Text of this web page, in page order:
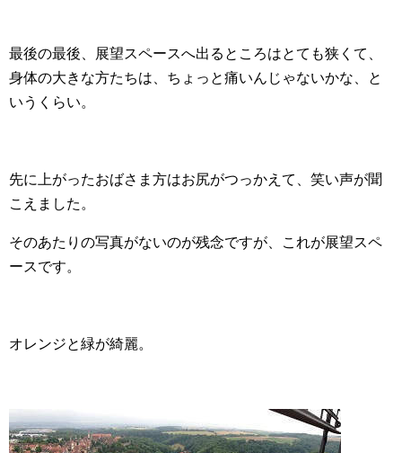
最後の最後、展望スペースへ出るところはとても狭くて、
身体の大きな方たちは、ちょっと痛いんじゃないかな、と
いうくらい。
先に上がったおばさま方はお尻がつっかえて、笑い声が聞
こえました。
そのあたりの写真がないのが残念ですが、これが展望スペ
ースです。
オレンジと緑が綺麗。